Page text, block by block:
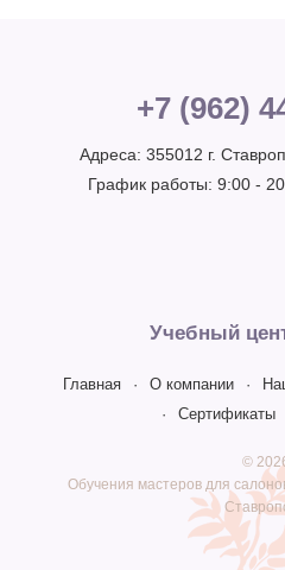
Учебный
Главная О компании
Сертификаты
©
Обучения мастеров для
+7 (962)
Адреса: 355012 г.
График работы: 9:00 -